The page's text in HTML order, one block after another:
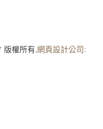
權所有.網頁設計公司: